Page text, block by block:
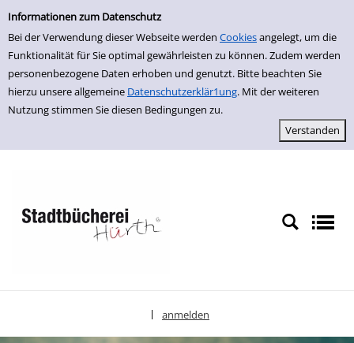
Einfache Suche
Informationen zum Datenschutz
Bei der Verwendung dieser Webseite werden Cookiesangelegt, um die
Funktionalität für Sie optimal gewährleisten zu können. Zudem werden
personenbezogene Daten erhoben und genutzt. Bitte beachten Sie
hierzu unsere allgemeine Datenschutzerklär1ung. Mit der weiteren
Nutzung stimmen Sie diesen Bedingungen zu.
zur Navigation springen
zum Inhalt springen
Zur Detailanzeige springen
anmelden